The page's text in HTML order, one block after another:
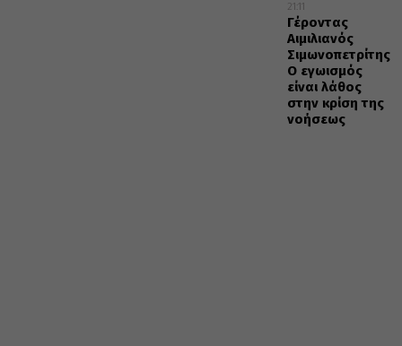
21:11
Γέροντας
Αιμιλιανός
Σιμωνοπετρίτης:
Ο εγωισμός
είναι λάθος
στην κρίση της
νοήσεως